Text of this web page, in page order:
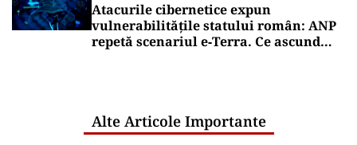
Atacurile cibernetice expun
vulnerabilitățile statului român: ANP
repetă scenariul e‑Terra. Ce ascund
Alte Articole Importante